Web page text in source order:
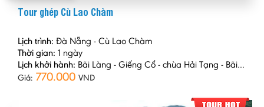
Tour ghép Cù Lao Chàm
Lịch trình: Đà Nẵng - Cù Lao Chàm
Thời gian: 1 ngày
Lịch khởi hành: Bãi Làng - Giếng Cổ - chùa Hải Tạng - Bãi Ông
Giá: 770.000 VND